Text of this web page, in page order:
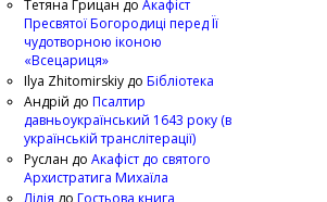
Тетяна Грицан до Акафіст
Пресвятої Богородиці перед Її
чудотворною іконою
«Всецариця»
Ilya Zhitomirskiy до Бібліотека
Андрій до Псалтир
давньоукраїнський 1643 року (в
українській транслітерації)
Руслан до Акафіст до святого
Архистратига Михаїла
Лілія до Гостьова книга